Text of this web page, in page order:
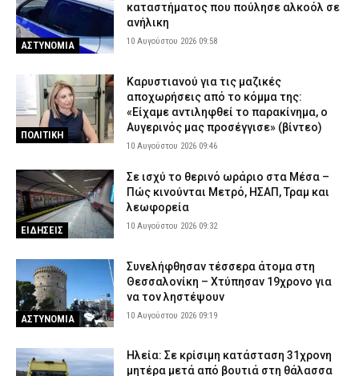
ΑΣΤΥΝΟΜΙΑ
καταστήματος που πούλησε αλκοόλ σε
ανήλικη
10 Αυγούστου 2026 09:58
ΠΟΛΙΤΙΚΗ
Καρυστιανού για τις μαζικές
αποχωρήσεις από το κόμμα της:
«Είχαμε αντιληφθεί το παρακίνημα, ο
Αυγερινός μας προσέγγισε» (βίντεο)
10 Αυγούστου 2026 09:46
ΕΙΔΗΣΕΙΣ
Σε ισχύ το θερινό ωράριο στα Μέσα –
Πώς κινούνται Μετρό, ΗΣΑΠ, Τραμ και
λεωφορεία
10 Αυγούστου 2026 09:32
ΑΣΤΥΝΟΜΙΑ
Συνελήφθησαν τέσσερα άτομα στη
Θεσσαλονίκη – Χτύπησαν 19χρονο για
να τον ληστέψουν
10 Αυγούστου 2026 09:19
Ηλεία: Σε κρίσιμη κατάσταση 31χρονη
μητέρα μετά από βουτιά στη θάλασσα